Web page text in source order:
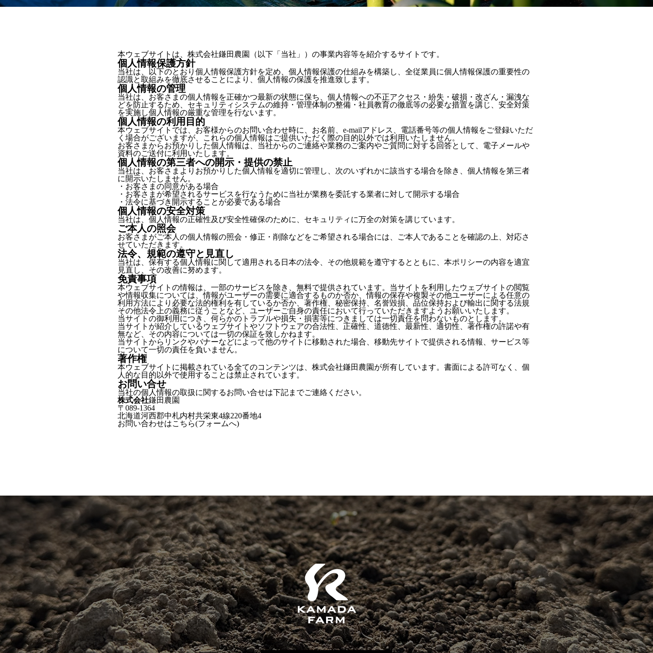
本ウェブサイトは、株式会社鎌田農園（以下「当社」）の事業内容等を紹介するサイトです。
個人情報保護方針
当社は、以下のとおり個人情報保護方針を定め、個人情報保護の仕組みを構築し、全従業員に個人情報保護の重要性の
認識と取組みを徹底させることにより、個人情報の保護を推進致します。
個人情報の管理
当社は、お客さまの個人情報を正確かつ最新の状態に保ち、個人情報への不正アクセス・紛失・破損・改ざん・漏洩な
どを防止するため、セキュリティシステムの維持・管理体制の整備・社員教育の徹底等の必要な措置を講じ、安全対策
を実施し個人情報の厳重な管理を行ないます。
個人情報の利用目的
本ウェブサイトでは、お客様からのお問い合わせ時に、お名前、e-mailアドレス、電話番号等の個人情報をご登録いただ
く場合がございますが、これらの個人情報はご提供いただく際の目的以外では利用いたしません。
お客さまからお預かりした個人情報は、当社からのご連絡や業務のご案内やご質問に対する回答として、電子メールや
資料のご送付に利用いたします。
個人情報の第三者への開示・提供の禁止
当社は、お客さまよりお預かりした個人情報を適切に管理し、次のいずれかに該当する場合を除き、個人情報を第三者
に開示いたしません。
・お客さまの同意がある場合
・お客さまが希望されるサービスを行なうために当社が業務を委託する業者に対して開示する場合
・法令に基づき開示することが必要である場合
個人情報の安全対策
当社は、個人情報の正確性及び安全性確保のために、セキュリティに万全の対策を講じています。
ご本人の照会
お客さまがご本人の個人情報の照会・修正・削除などをご希望される場合には、ご本人であることを確認の上、対応さ
せていただきます。
法令、規範の遵守と見直し
当社は、保有する個人情報に関して適用される日本の法令、その他規範を遵守するとともに、本ポリシーの内容を適宜
見直し、その改善に努めます。
免責事項
本ウェブサイトの情報は、一部のサービスを除き、無料で提供されています。当サイトを利用したウェブサイトの閲覧
や情報収集については、情報がユーザーの需要に適合するものか否か、情報の保存や複製その他ユーザーによる任意の
利用方法により必要な法的権利を有しているか否か、著作権、秘密保持、名誉毀損、品位保持および輸出に関する法規
その他法令上の義務に従うことなど、ユーザーご自身の責任において行っていただきますようお願いいたします。
当サイトの御利用につき、何らかのトラブルや損失・損害等につきましては一切責任を問わないものとします。
当サイトが紹介しているウェブサイトやソフトウェアの合法性、正確性、道徳性、最新性、適切性、著作権の許諾や有
無など、その内容については一切の保証を致しかねます。
当サイトからリンクやバナーなどによって他のサイトに移動された場合、移動先サイトで提供される情報、サービス等
について一切の責任を負いません。
著作権
本ウェブサイトに掲載されている全てのコンテンツは、株式会社鎌田農園が所有しています。書面による許可なく、個
人的な目的以外で使用することは禁止されています。
お問い合せ
当社の個人情報の取扱に関するお問い合せは下記までご連絡ください。
株式会社鎌田農園
〒089-1364
北海道河西郡中札内村共栄東4線220番地4
お問い合わせはこちら(フォームへ)